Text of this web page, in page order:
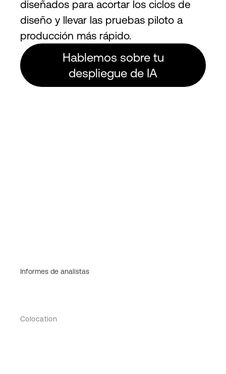
diseñados para acortar los ciclos de
diseño y llevar las pruebas piloto a
producción más rápido.
Hablemos sobre tu
despliegue de IA
Informes de analistas
Colocation